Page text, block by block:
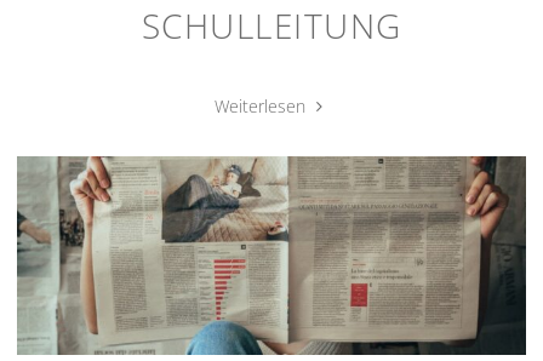
SCHULLEITUNG
Weiterlesen "Briefe
Schulleitung"